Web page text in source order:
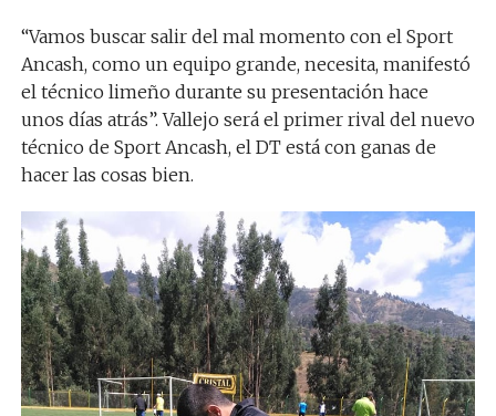
“Vamos buscar salir del mal momento con el Sport
Ancash, como un equipo grande, necesita, manifestó
el técnico limeño durante su presentación hace
unos días atrás”. Vallejo será el primer rival del nuevo
técnico de Sport Ancash, el DT está con ganas de
hacer las cosas bien.